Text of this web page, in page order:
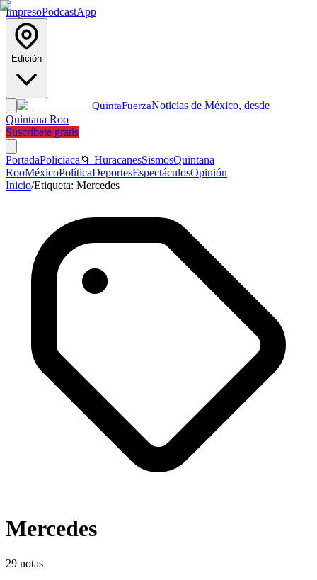
ImpresoPodcastApp
Edición
QuintaFuerzaNoticias de México, desde
Quintana Roo
Suscríbete gratis
PortadaPoliciaca 🌀 HuracanesSismosQuintana
RooMéxicoPolíticaDeportesEspectáculosOpinión
Inicio/Etiqueta: Mercedes
Mercedes
29 notas